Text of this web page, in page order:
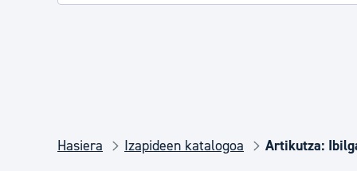
Hasiera Izapideen katalogoa Artikutza: